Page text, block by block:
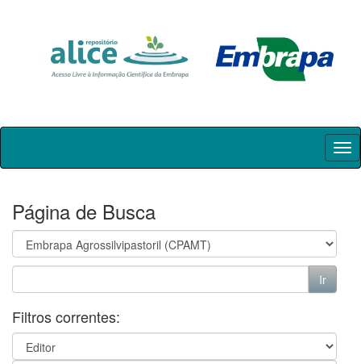
Skip
Página de Busca
Filtros correntes: